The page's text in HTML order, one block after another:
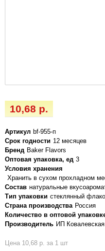
10,68 р.
Артикул bf-955-п
Срок годности 12 месяцев
Бренд Baker Flavors
Оптовая упаковка, ед 3
Условия хранения
Хранить в сухом прохладном
Состав натуральные
Тип упаковки стеклянный
Страна производства Россия
Количество в оптовой
Производитель ИП
Цена 10,68 р. за 1 шт